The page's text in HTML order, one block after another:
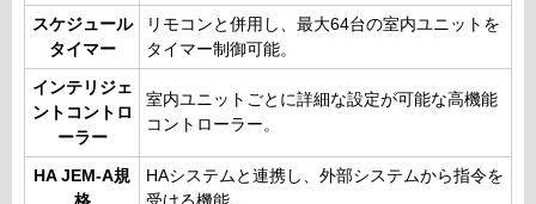
スケジュール
タイマー
リモコンと併用し、最大64台の室内ユニットを
タイマー制御可能。
インテリジェ
ントコントロ
ーラー
室内ユニットごとに詳細な設定が可能な高機能
コントローラー。
HA JEM-A規
HAシステムと連携し、外部システムから指令を